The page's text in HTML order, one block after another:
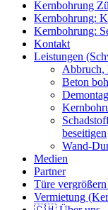
Kernbohrung
Kernbohrung:
Kernbohrung:
Kontakt
Leistungen
Abbruch,
Beton
beseitigen
Wand-
Medien
Partner
Türe
Vermietung